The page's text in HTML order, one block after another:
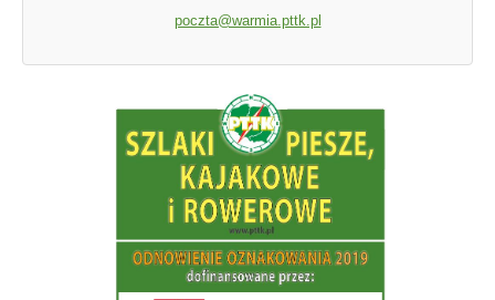
poczta@warmia.pttk.pl